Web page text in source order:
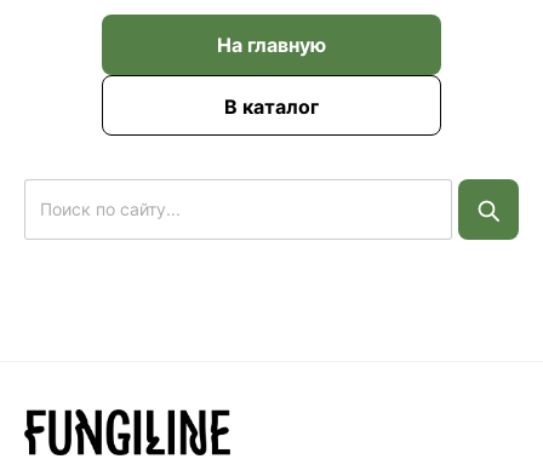
На главную
В каталог